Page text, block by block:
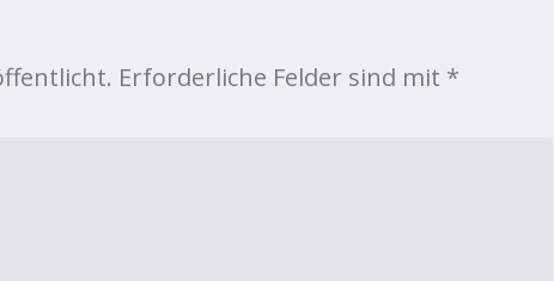
Erforderliche Felder sind mit *